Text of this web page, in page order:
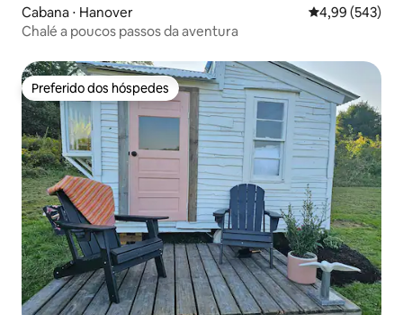
Cabana ⋅ Hanover 4,99 de uma
4,99 (543)
Chalé a poucos passos da aventura
Preferido dos hóspedes
Preferido dos hóspedes